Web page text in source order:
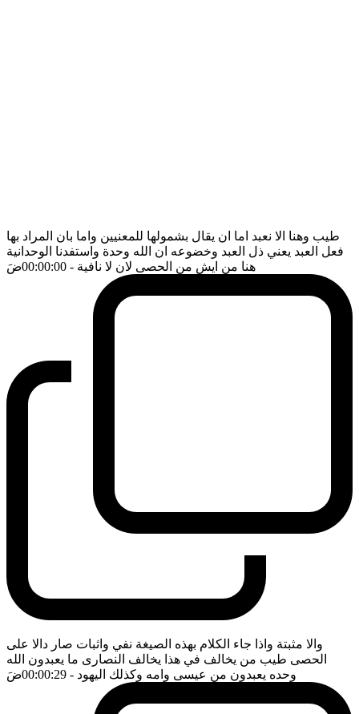
طيب وهنا الا نعبد اما ان يقال بشمولها للمعنيين واما بان المراد بها
فعل العبد يعني ذل العبد وخضوعه ان الله وحدة واستفدنا الوحدانية
هنا من ايش من الحصى لان لا نافية - 00:00:00 ضَ
والا مثبتة واذا جاء الكلام بهذه الصيغة نفي واثبات صار دالا على
الحصى طيب من يخالف في هذا يخالف النصارى ما يعبدون الله
وحده يعبدون من عيسى وامه وكذلك اليهود - 00:00:29 ضَ